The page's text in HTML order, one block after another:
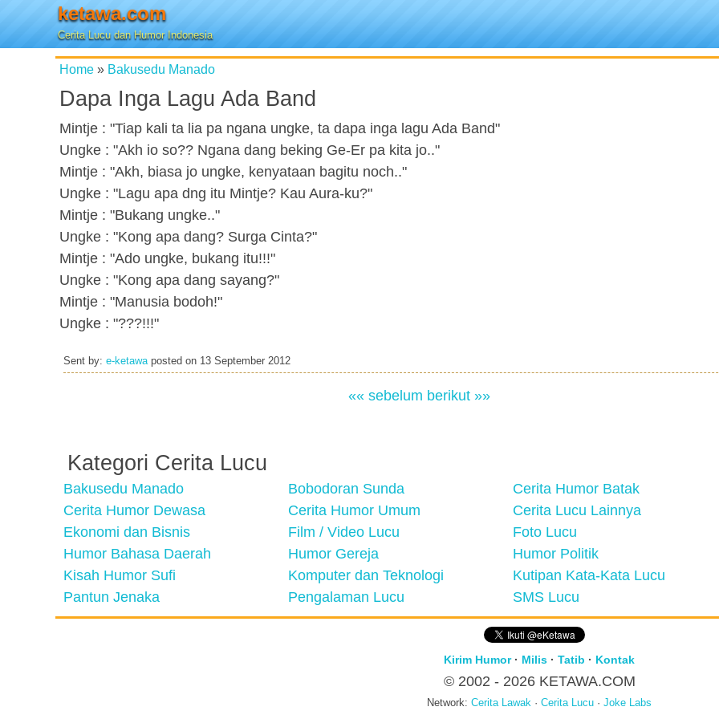
ketawa.com
Cerita Lucu dan Humor Indonesia
Home » Bakusedu Manado
Dapa Inga Lagu Ada Band
Mintje : "Tiap kali ta lia pa ngana ungke, ta dapa inga lagu Ada Band"
Ungke : "Akh io so?? Ngana dang beking Ge-Er pa kita jo.."
Mintje : "Akh, biasa jo ungke, kenyataan bagitu noch.."
Ungke : "Lagu apa dng itu Mintje? Kau Aura-ku?"
Mintje : "Bukang ungke.."
Ungke : "Kong apa dang? Surga Cinta?"
Mintje : "Ado ungke, bukang itu!!!"
Ungke : "Kong apa dang sayang?"
Mintje : "Manusia bodoh!"
Ungke : "???!!!"
Sent by: e-ketawaposted on 13 September 2012
«« sebelum berikut »»
Kategori Cerita Lucu
Bakusedu Manado Bobodoran Sunda
Cerita Humor Batak
Cerita Humor Dewasa
Cerita Humor Umum
Cerita Lucu Lainnya
Ekonomi dan Bisnis
Film / Video Lucu
Foto Lucu
Humor Bahasa Daerah
Humor Gereja
Humor Politik
Kisah Humor Sufi
Komputer dan Teknologi
Kutipan Kata-Kata Lucu
Pantun Jenaka
Pengalaman Lucu SMS Lucu
Kirim Humor· Milis · Tatib · Kontak
© 2002 - 2026 KETAWA.COM
Network: Cerita Lawak · Cerita Lucu · Joke Labs